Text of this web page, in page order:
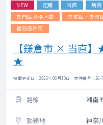
NEW 定期 当直 病院
専門医資格不問
専攻医・専修
宿日直許可
【鎌倉市 × 当直
★
掲載更新日 : 2026年08月10日 案件番号 : 26-
路線 湘南
勤務地 神奈